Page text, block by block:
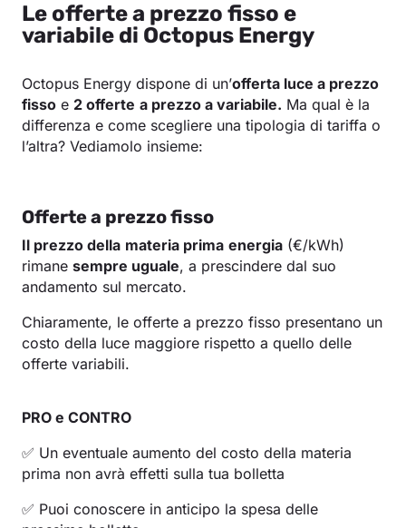
Le offerte a prezzo fisso e
variabile di Octopus Energy
Octopus Energy dispone di un’offerta luce a prezzo
fisso e 2 offerte a prezzo a variabile. Ma qual è la
differenza e come scegliere una tipologia di tariffa o
l’altra? Vediamolo insieme:
Offerte a prezzo fisso
Il prezzo della materia prima energia (€/kWh)
rimane sempre uguale, a prescindere dal suo
andamento sul mercato.
Chiaramente, le offerte a prezzo fisso presentano un
costo della luce maggiore rispetto a quello delle
offerte variabili.
PRO e CONTRO
✅ Un eventuale aumento del costo della materia
prima non avrà effetti sulla tua bolletta
✅ Puoi conoscere in anticipo la spesa delle